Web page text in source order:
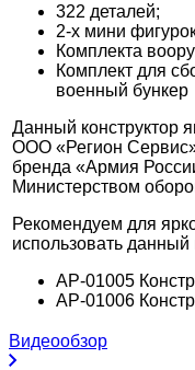
322 деталей;
2-х мини
Комплекта
Комплект для
военный бункер
Данный конструктор
ООО «Регион
бренда «Армия
Министерством
Рекомендуем для
использовать
АР-01005
АР-01006
Видеообзор